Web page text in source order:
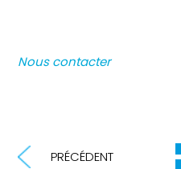
Nous contacter
PRÉCÉDENT